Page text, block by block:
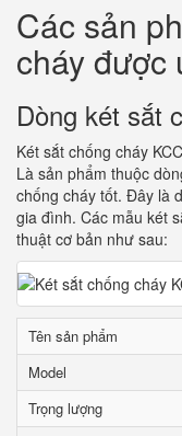
Các sản
cháy được
Dòng két sắt
Két sắt chống cháy
Là sản phẩm thuộc
chống cháy tốt. Đây là
gia đình. Các mẫu két
thuật cơ bản như sau:
Tên sản phẩm
Model
Trọng lượng